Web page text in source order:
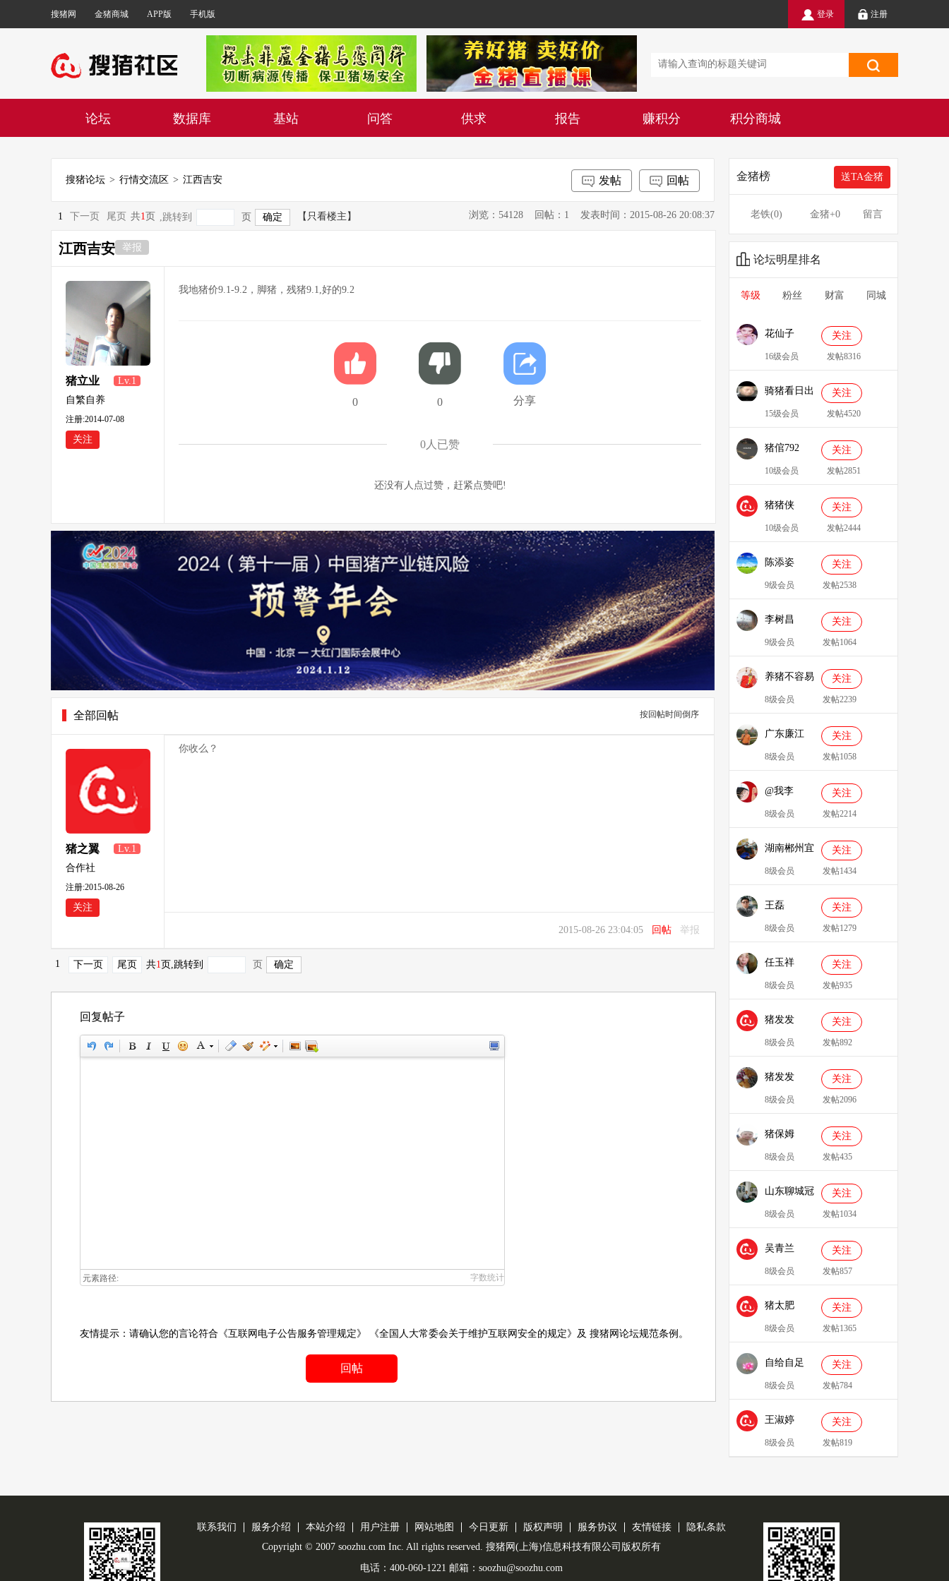
搜猪网 金猪商城 APP版 手机版 登录 注册
论坛 数据库 基站 问答 供求 报告 赚积分 积分商城
搜猪论坛 > 行情交流区 > 江西吉安 回帖
发帖
1 下一页 尾页 共1 页 ,跳转到 页 【只看楼主】 浏览：54128 回帖：1 发表时间：2015-08-26 20:08:37
江西吉安 举报
猪立业
468
Lv.1
自繁自养
注册:2014-07-08
关注
我地猪价9.1-9.2，脚猪，残猪9.1,好的9.2
0 0 分享
0 人已赞
还没有人点过赞，赶紧点赞吧!
全部回帖 按回帖时间倒序
猪之翼
826641
Lv.1
合作社
注册:2015-08-26
关注
你收么？
2015-08-26 23:04:05 回帖 举报
1 下一页 尾页 共1页 ,跳转到 页
回复帖子
元素路径: 字数统计
友情提示：请确认您的言论符合 《互联网电子公告服务管理规定》 《全国人大常委会关于维护互联网安全的规定》 及 搜猪网论坛规范条例 。
回帖
金猪榜 送TA金猪
老铁(0) 金猪+0 留言
论坛明星排名
等级 粉丝 财富 同城
花仙子 关注
16级会员 发帖8316
骑猪看日出 关注
15级会员 发帖4520
猪倌792 关注
10级会员 发帖2851
猪猪侠
086349
关注
10级会员 发帖2444
陈添姿 关注
9级会员 发帖2538
李树昌 关注
9级会员 发帖1064
养猪不容易 关注
8级会员 发帖2239
广东廉江
088
关注
8级会员 发帖1058
@我李 关注
8级会员 发帖2214
湖南郴州宜
章县李明广
关注
8级会员 发帖1434
王磊 关注
8级会员 发帖1279
任玉祥 关注
8级会员 发帖935
猪发发
638829
关注
8级会员 发帖892
猪发发 关注
8级会员 发帖2096
猪保姆
909233
关注
8级会员 发帖435
山东聊城冠
县、莘县综
合服务站：
冯代林
关注
8级会员 发帖1034
吴青兰 关注
8级会员 发帖857
猪太肥
143814
关注
8级会员 发帖1365
自给自足 关注
8级会员 发帖784
王淑婷 关注
8级会员 发帖819
联系我们 服务介绍 本站介绍 用户注册 网站地图 今日更新 版权声明 服务协议 友情链接
隐私条款
Copyright © 2007 soozhu.com Inc. All rights reserved. 搜猪网(上海)信息科技有限公司版权所有
电话：400-060-1221 邮箱：soozhu@soozhu.com